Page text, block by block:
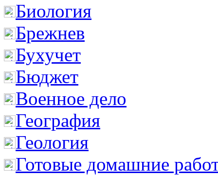
Биология
Брежнев
Бухучет
Бюджет
Военное дело
География
Геология
Готовые домашние